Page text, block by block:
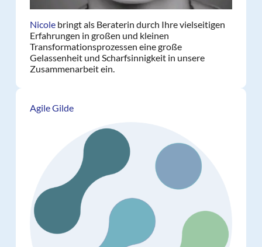
Nicolebringt als Beraterin durch Ihre vielseitigen
Erfahrungen in großen und kleinen
Transformationsprozessen eine große
Gelassenheit und Scharfsinnigkeit in unsere
Zusammenarbeit ein.
Agile Gilde